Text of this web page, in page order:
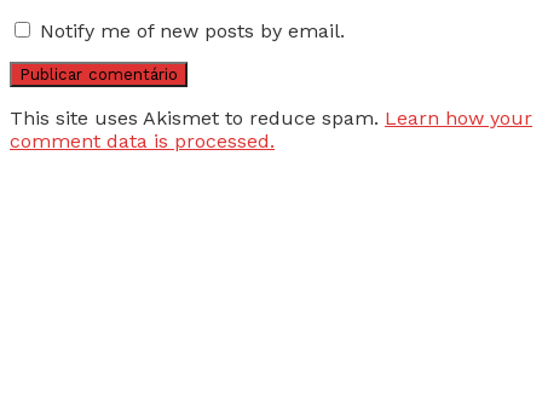
Notify me of new posts by email.
This site uses Akismet to reduce spam. Learn how your
comment data is processed.